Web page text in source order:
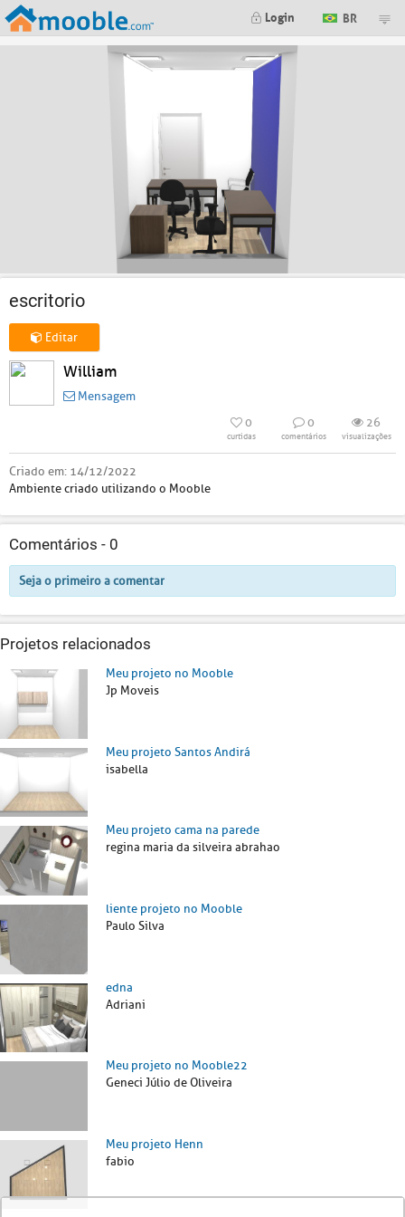
Login BR
escritorio
Editar
William
Mensagem
0
curtidas
0
comentários
26
visualizações
Criado em: 14/12/2022
Ambiente criado utilizando o Mooble
Comentários - 0
Seja o primeiro a comentar
Projetos relacionados
Meu projeto no Mooble
Jp Moveis
Meu projeto Santos Andirá
isabella
Meu projeto cama na parede
regina maria da silveira abrahao
liente projeto no Mooble
Paulo Silva
edna
Adriani
Meu projeto no Mooble22
Geneci Júlio de Oliveira
Meu projeto Henn
fabio